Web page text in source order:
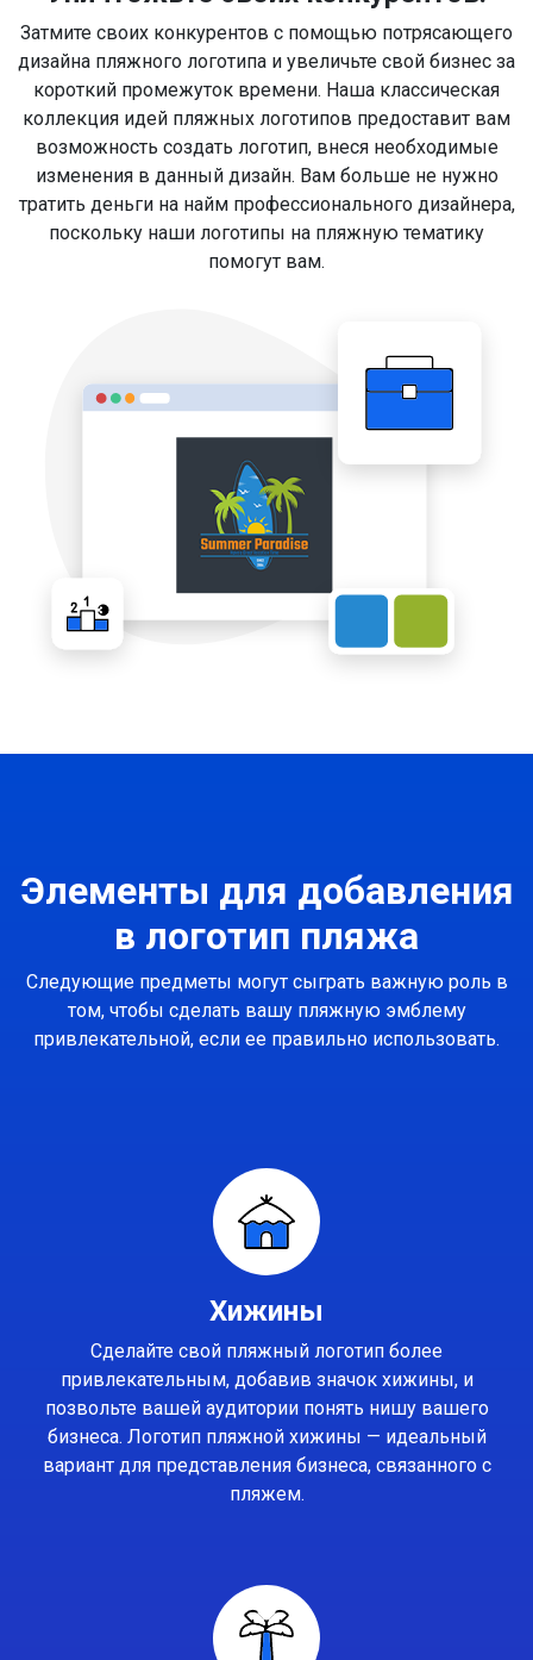
Затмите своих конкурентов с помощью потрясающего
дизайна пляжного логотипа и увеличьте свой бизнес за
короткий промежуток времени. Наша классическая
коллекция идей пляжных логотипов предоставит вам
возможность создать логотип, внеся необходимые
изменения в данный дизайн. Вам больше не нужно
тратить деньги на найм профессионального дизайнера,
поскольку наши логотипы на пляжную тематику
помогут вам.
Элементы для добавления
в логотип пляжа
Следующие предметы могут сыграть важную роль в
том, чтобы сделать вашу пляжную эмблему
привлекательной, если ее правильно использовать.
Хижины
Сделайте свой пляжный логотип более
привлекательным, добавив значок хижины, и
позвольте вашей аудитории понять нишу вашего
бизнеса. Логотип пляжной хижины — идеальный
вариант для представления бизнеса, связанного с
пляжем.